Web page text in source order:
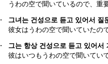
うわの空で聞いているので、重
・
그녀는 건성으로 듣고 있어서 질
彼女はうわの空で聞いていたの
・
그는 항상 건성으로 듣고 있어서
彼はいつもうわの空で聞いてい